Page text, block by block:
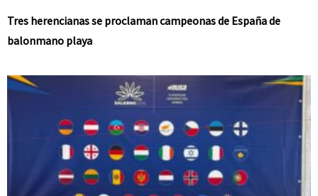
Tres herencianas se proclaman campeonas de España de
balonmano playa